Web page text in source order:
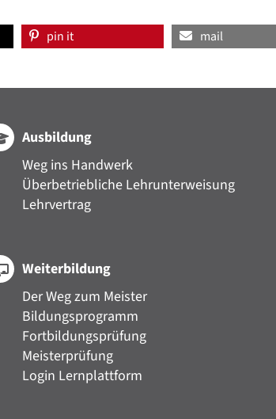
pin it mail
Ausbildung
Weg ins Handwerk
Überbetriebliche Lehrunterweisung
Lehrvertrag
Weiterbildung
Der Weg zum Meister
Bildungsprogramm
Fortbildungsprüfung
Meisterprüfung
Login Lernplattform